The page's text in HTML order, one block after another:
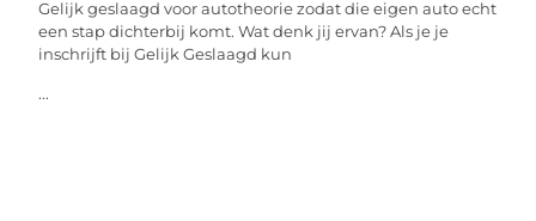
Gelijk geslaagd voor autotheorie zodat die eigen auto echt
een stap dichterbij komt. Wat denk jij ervan? Als je je
inschrijft bij Gelijk Geslaagd kun
...